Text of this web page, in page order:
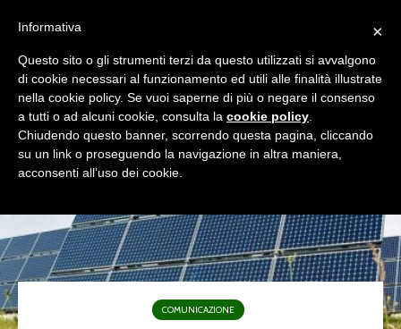
COMUNICAZIONE
×
Informativa
Questo sito o gli strumenti terzi da questo utilizzati si avvalgono
di cookie necessari al funzionamento ed utili alle finalità illustrate
nella cookie policy. Se vuoi saperne di più o negare il consenso
a tutti o ad alcuni cookie, consulta la cookie policy
Chiudendo questo banner, scorrendo questa pagina, cliccando
su un link o proseguendo la navigazione in altra maniera,
acconsenti all’uso dei cookie.